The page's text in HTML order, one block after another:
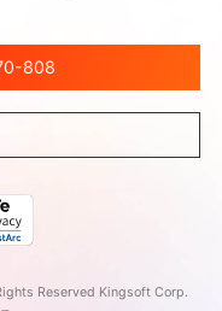
808
Reserved Kingsoft Corp.